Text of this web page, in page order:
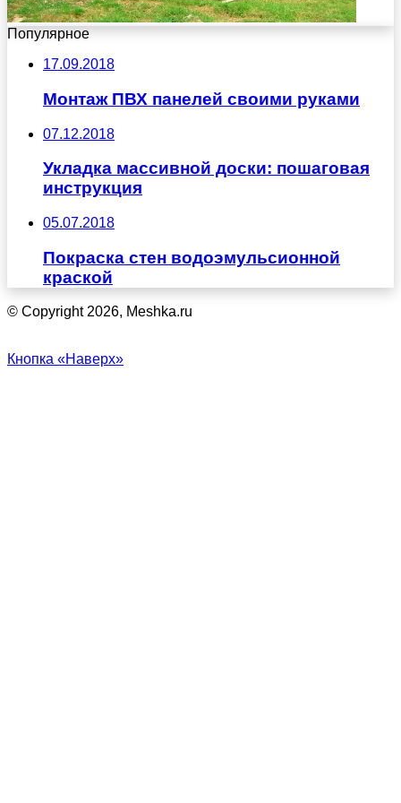
Популярное
17.09.2018
Монтаж ПВХ панелей своими руками
07.12.2018
Укладка массивной доски: пошаговая
инструкция
05.07.2018
Покраска стен водоэмульсионной
краской
© Copyright 2026, Meshka.ru
Кнопка «Наверх»